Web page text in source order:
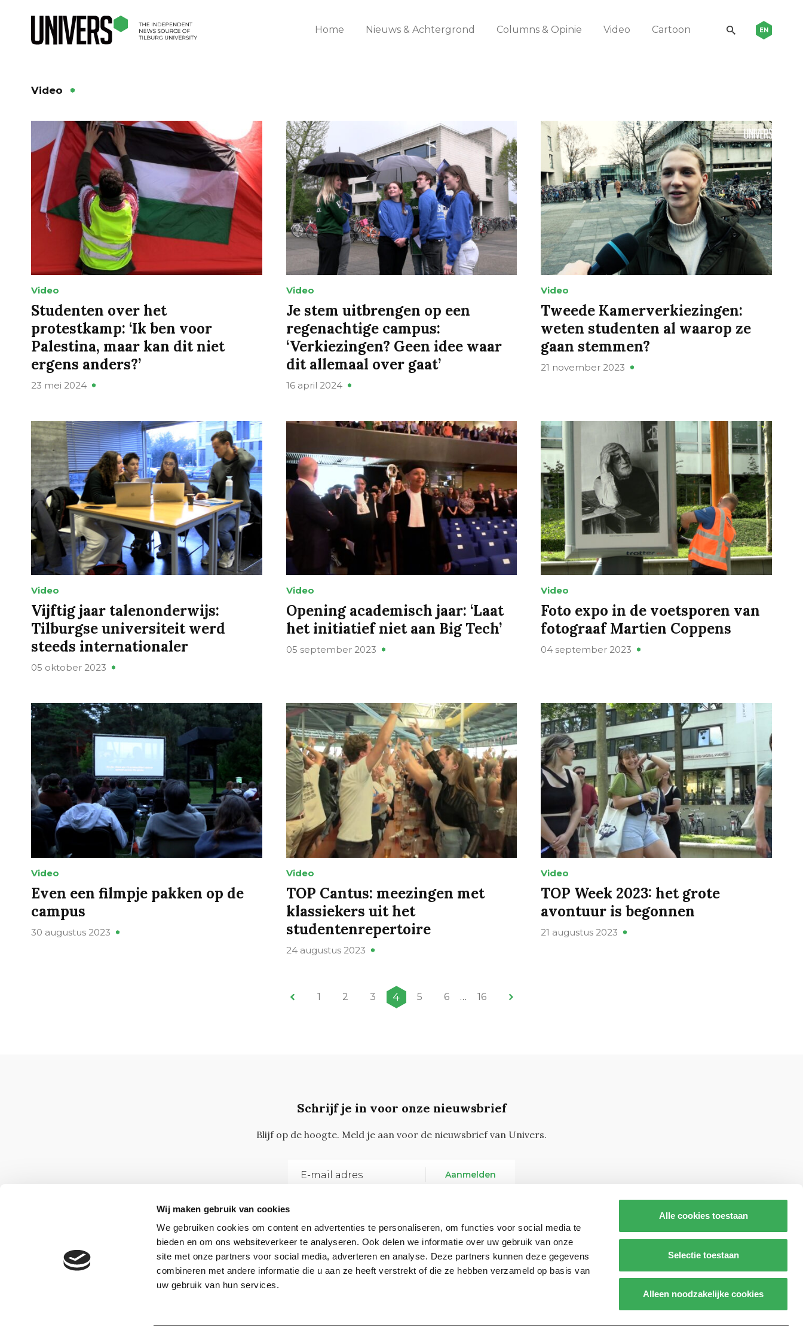
Wij maken gebruik van cookies
We gebruiken cookies om content en advertenties te personaliseren, om functies voor social media te
bieden en om ons websiteverkeer te analyseren. Ook delen we informatie over uw gebruik van onze
site met onze partners voor social media, adverteren en analyse. Deze partners kunnen deze gegevens
combineren met andere informatie die u aan ze heeft verstrekt of die ze hebben verzameld op basis van
uw gebruik van hun services.
Alle cookies toestaan
Selectie toestaan
Alleen noodzakelijke cookies
Home Nieuws & Achtergrond Columns & Opinie Video Cartoon EN
Video
Video
Studenten over het
protestkamp: ‘Ik ben voor
Palestina, maar kan dit niet
ergens anders?’
23 mei 2024
Video
Je stem uitbrengen op een
regenachtige campus:
‘Verkiezingen? Geen idee waar
dit allemaal over gaat’
16 april 2024
Video
Tweede Kamerverkiezingen:
weten studenten al waarop ze
gaan stemmen?
21 november 2023
Video
Vijftig jaar talenonderwijs:
Tilburgse universiteit werd
steeds internationaler
05 oktober 2023
Video
Opening academisch jaar: ‘Laat
het initiatief niet aan Big Tech’
05 september 2023
Video
Foto expo in de voetsporen van
fotograaf Martien Coppens
04 september 2023
Video
Even een filmpje pakken op de
campus
30 augustus 2023
Video
TOP Cantus: meezingen met
klassiekers uit het
studentenrepertoire
24 augustus 2023
Video
TOP Week 2023: het grote
avontuur is begonnen
21 augustus 2023
1 2 3 4 5 6 … 16
Schrijf je in voor onze nieuwsbrief
Blijf op de hoogte. Meld je aan voor de nieuwsbrief van Univers.
Aanmelden
Vragen, opmerkingen of tips?Neem contact met ons op